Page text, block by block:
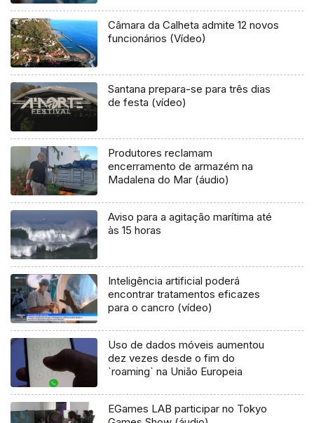
Câmara da Calheta admite 12 novos
funcionários (Vídeo)
Santana prepara-se para três dias
de festa (vídeo)
Produtores reclamam
encerramento de armazém na
Madalena do Mar (áudio)
Aviso para a agitação marítima até
às 15 horas
Inteligência artificial poderá
encontrar tratamentos eficazes
para o cancro (vídeo)
Uso de dados móveis aumentou
dez vezes desde o fim do
`roaming` na União Europeia
EGames LAB participar no Tokyo